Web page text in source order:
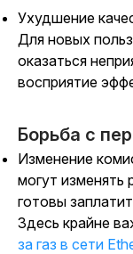
Ухудшение
Для новых
оказаться
восприятие
Борьба с
Изменение
могут изменять
готовы
Здесь крайне
за газ в сети